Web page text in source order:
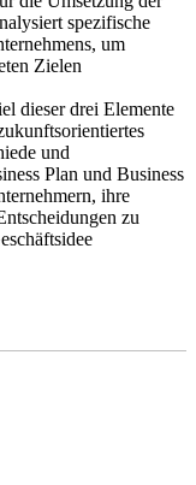
spezifische
um
Zielen
dieser drei Elemente
und
Plan und Business
ihre
zu